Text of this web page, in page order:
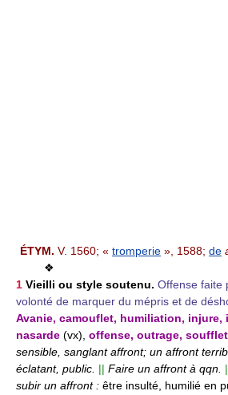
ÉTYM. V. 1560; « tromperie », 1588; de
❖
1 Vieilli ou style soutenu. Offense faite
volonté de marquer du mépris et de
Avanie, camouflet, humiliation,
nasarde (vx), offense, outrage, soufflet
sensible, sanglant affront; un affront
éclatant, public. || Faire un affront à qqn.
subir un affront : être insulté, humilié en